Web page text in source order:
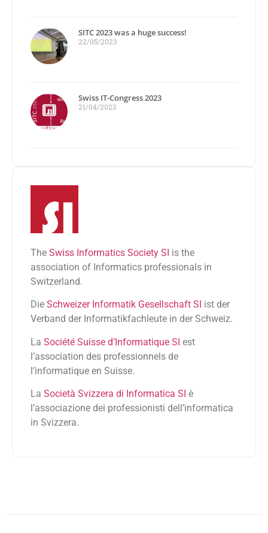
SITC 2023 was a huge success!
22/05/2023
Swiss IT-Congress 2023
21/04/2023
The Swiss Informatics Society SI is the
association of Informatics professionals in
Switzerland.
Die Schweizer Informatik Gesellschaft SI ist der
Verband der Informatikfachleute in der Schweiz.
La Société Suisse d’Informatique SI est
l’association des professionnels de
l’informatique en Suisse.
La Società Svizzera di Informatica SI è
l’associazione dei professionisti dell’informatica
in Svizzera.